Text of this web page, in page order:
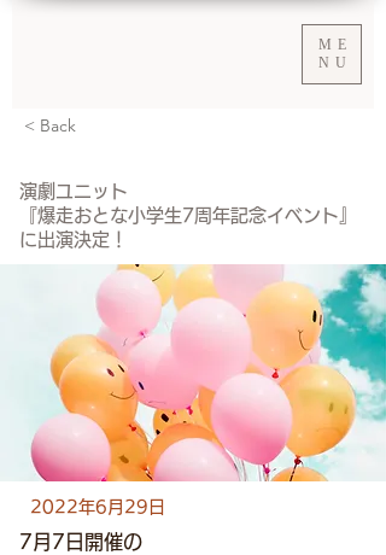
ME
NU
< Back
演劇ユニット
『爆走おとな小学生7周年記念イベント』
に出演決定！
2022年6月29日
7月7日開催の